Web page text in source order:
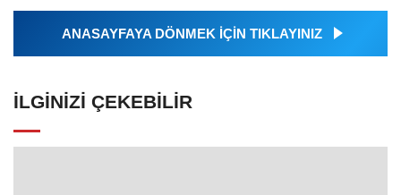
ANASAYFAYA DÖNMEK İÇİN TIKLAYINIZ
İLGINIZI ÇEKEBILIR